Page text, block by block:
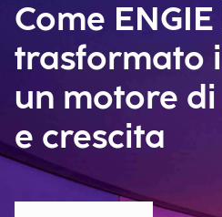
Come
trasformato
un motore
e crescita